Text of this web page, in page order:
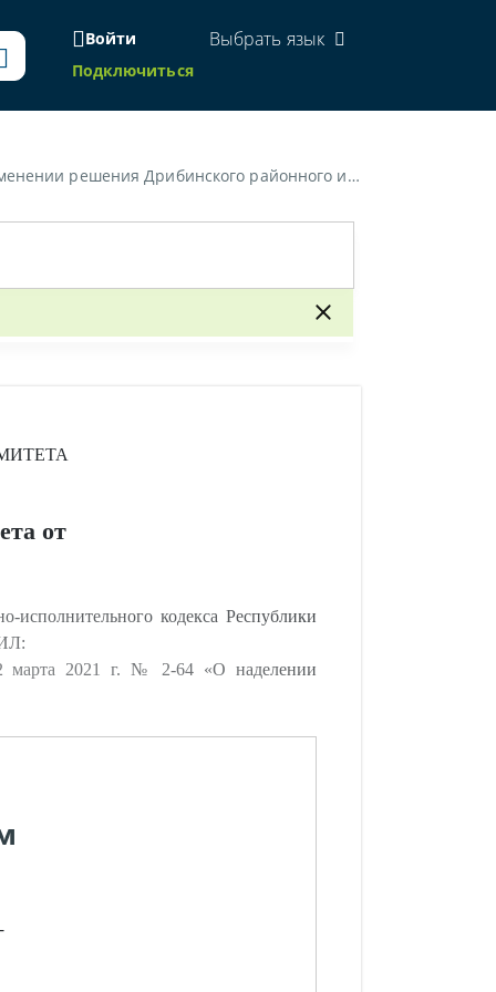
Войти
Подключиться
Выбрать язык
исполнительного комитета от 12 марта 2021 г. № 2-64»
от
исполнительного кодекса Республики
марта 2021 г. № 2-64 «О наделении